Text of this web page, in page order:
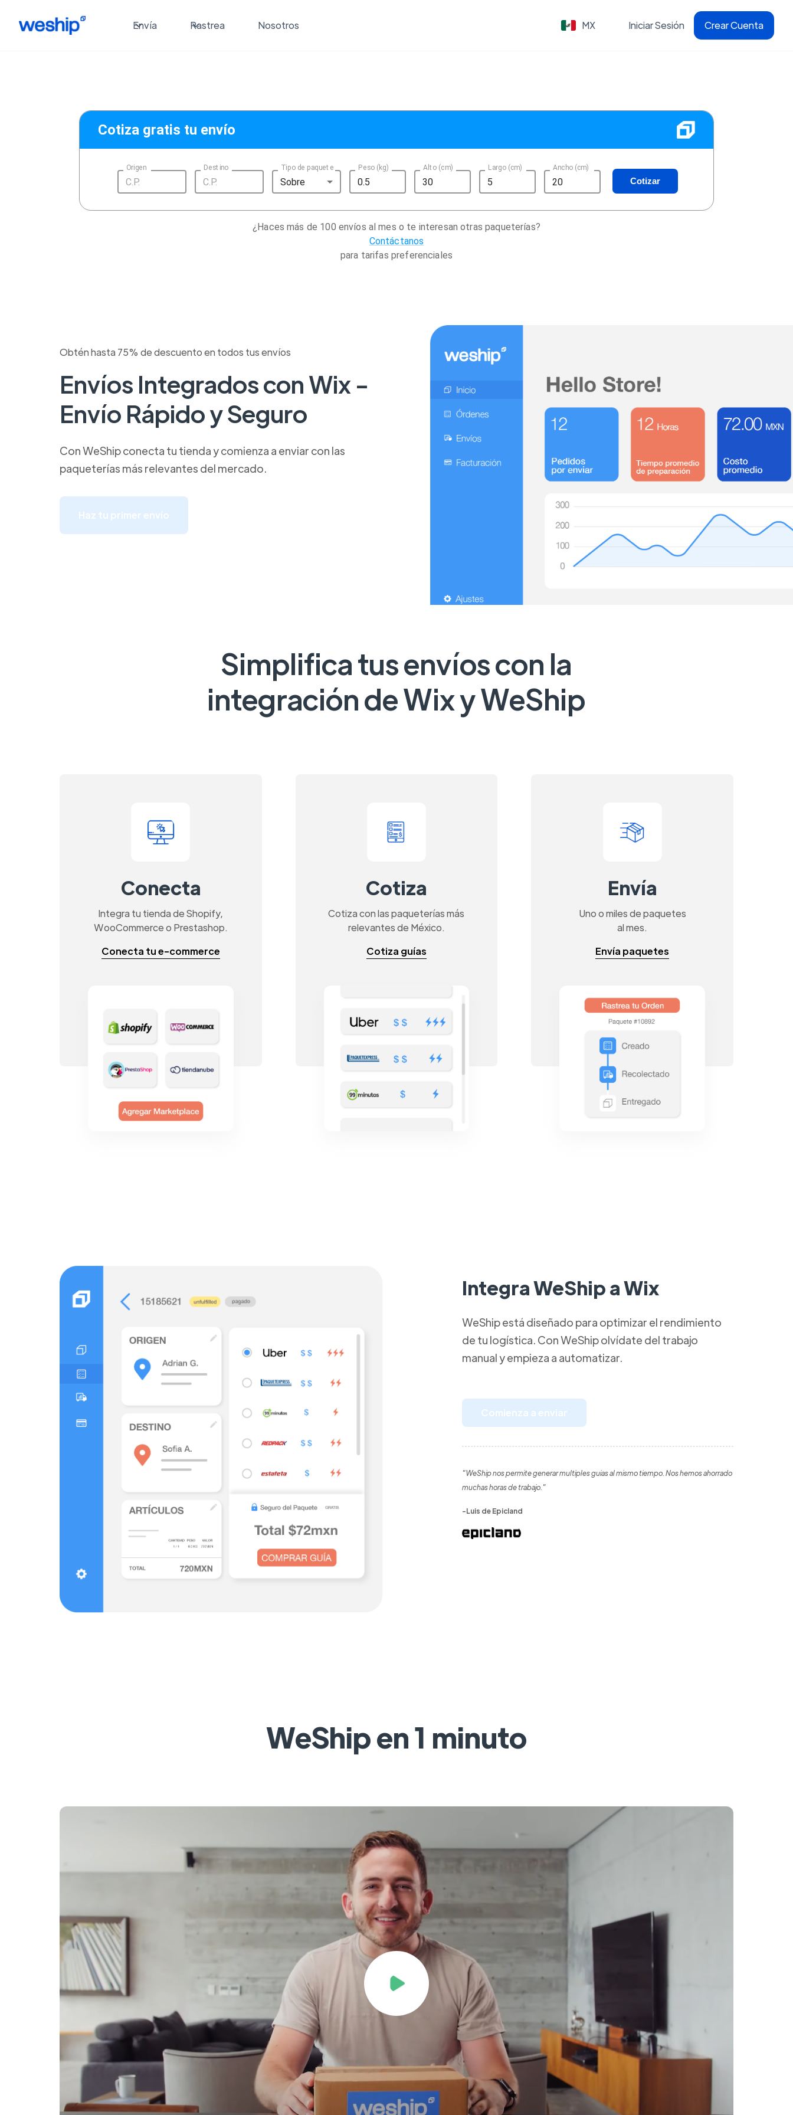
Envía Rastrea Nosotros MX Iniciar Sesión Crear Cuenta
Cotiza gratis tu envío
Origen Destino Tipo de paquete
Sobre
Peso (kg) Alto (cm) Largo (cm) Ancho (cm)
Cotizar
¿Haces más de 100 envíos al mes o te interesan otras paqueterías?
Contáctanos
para tarifas preferenciales
Obtén hasta 75% de descuento en todos tus envíos
Envíos Integrados con Wix -
Envío Rápido y Seguro
Con WeShip conecta tu tienda y comienza a enviar con las
paqueterías más relevantes del mercado.
Haz tu primer envío
Simplifica tus envíos con la
integración de Wix y WeShip
Conecta
Integra tu tienda de Shopify,
WooCommerce o Prestashop.
Conecta tu e-commerce
Cotiza
Cotiza con las paqueterías más
relevantes de México.
Cotiza guías
Envía
Uno o miles de paquetes
al mes.
Envía paquetes
Integra WeShip a Wix
WeShip está diseñado para optimizar el rendimiento
de tu logística. Con WeShip olvídate del trabajo
manual y empieza a automatizar.
Comienza a enviar
"WeShip nos permite generar multiples guias al mismo tiempo. Nos hemos ahorrado
muchas horas de trabajo."
-Luis de Epicland
WeShip en 1 minuto